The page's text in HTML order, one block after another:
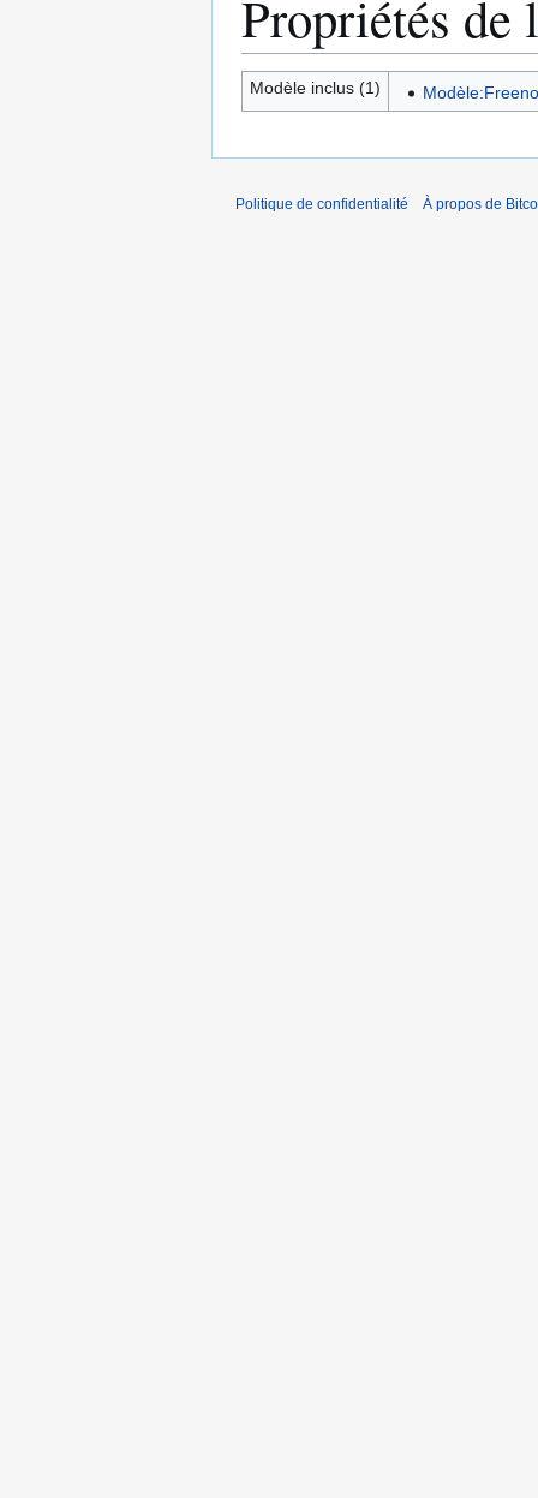
Propriétés de
Modèle inclus (1)
Politique de confidentialité À propos de